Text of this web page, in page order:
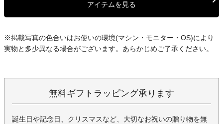
アイテムを見る
※掲載写真の色合いはお使いの環境(マシン・モニター・OS)により
実物と多少異なる場合がございます。あらかじめご了承ください。
無料ギフトラッピング承ります
誕生日や記念日、クリスマスなど、大切なお祝いの贈り物を無